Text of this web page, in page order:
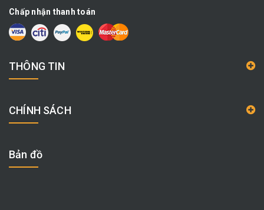
Chấp nhận thanh toán
THÔNG TIN
CHÍNH SÁCH
Bản đồ